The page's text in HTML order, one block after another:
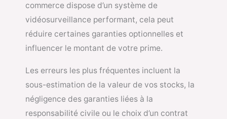
commerce dispose d’un système de
vidéosurveillance performant, cela peut
réduire certaines garanties optionnelles et
influencer le montant de votre prime.
Les erreurs les plus fréquentes incluent la
sous-estimation de la valeur de vos stocks, la
négligence des garanties liées à la
responsabilité civile ou le choix d’un contrat